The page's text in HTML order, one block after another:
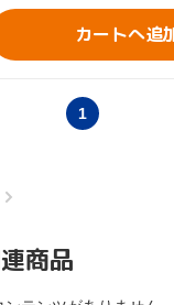
カートへ追
1
商品